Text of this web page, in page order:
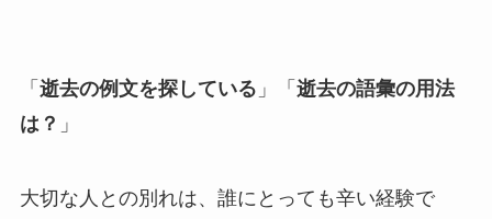
「 逝去の例文を探している 」「 逝去の語彙の用法
は？ 」
大切な人との別れは、誰にとっても辛い経験で